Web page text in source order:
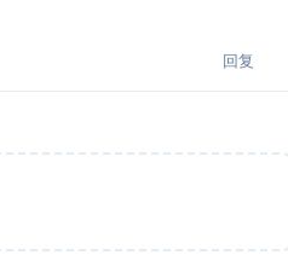
回复